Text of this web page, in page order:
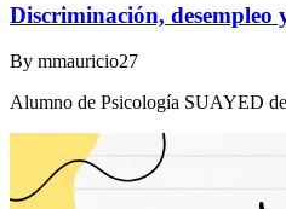
Discriminación, desempleo
By mmauricio27
Alumno de Psicología SUAYED